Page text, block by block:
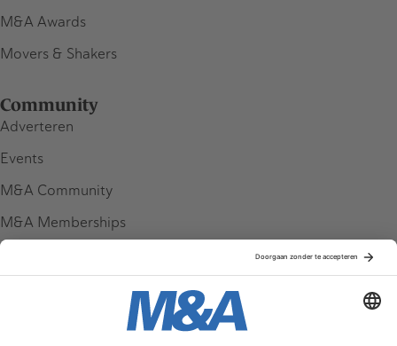
M&A Awards
Movers & Shakers
Community
Adverteren
Events
M&A Community
M&A Memberships